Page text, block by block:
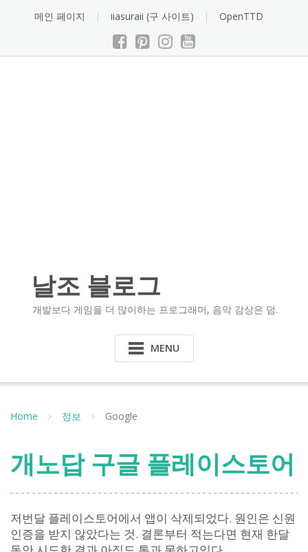
메인 페이지 iiasuraii (구 사이트) OpenTTD
날조 블로그
개발보다 게임을 더 많이하는 프로그래머, 음악 감상은 덤.
MENU
Home 정보 Google
개노답 구글 플레이스토어
저번달 플레이스토어에서 앱이 삭제되었다. 원인은 신원
인증을 받지 않았다는 것. 결론부터 적는다면 현재 한달